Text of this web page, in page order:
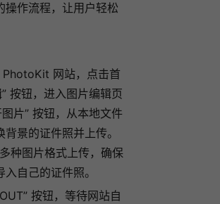
操作流程，让用户轻松
PhotoKit 网站，点击首
按钮，进入图片编辑页
图片” 按钮，从本地文件
景的证件照并上传。
种图片格式上传，确保
自己的证件照。
按钮，等待网站自